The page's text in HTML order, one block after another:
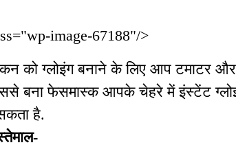
image-67188"/>
को ग्लोइंग बनाने के लिए आप टमाटर
बना फेसमास्क आपके चेहरे में इंस्टेंट
है.